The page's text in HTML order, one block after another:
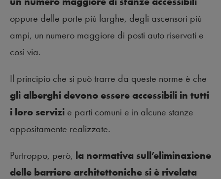
oppure delle porte più larghe, degli ascensori più
ampi, un numero maggiore di posti auto riservati e
così via.
Il principio che si può trarre da queste norme è che
gli alberghi devono essere accessibili in tutti
i loro servizi e parti comuni e in alcune stanze
appositamente realizzate.
Purtroppo, però, la normativa sull’eliminazione
delle barriere architettoniche si è rivelata